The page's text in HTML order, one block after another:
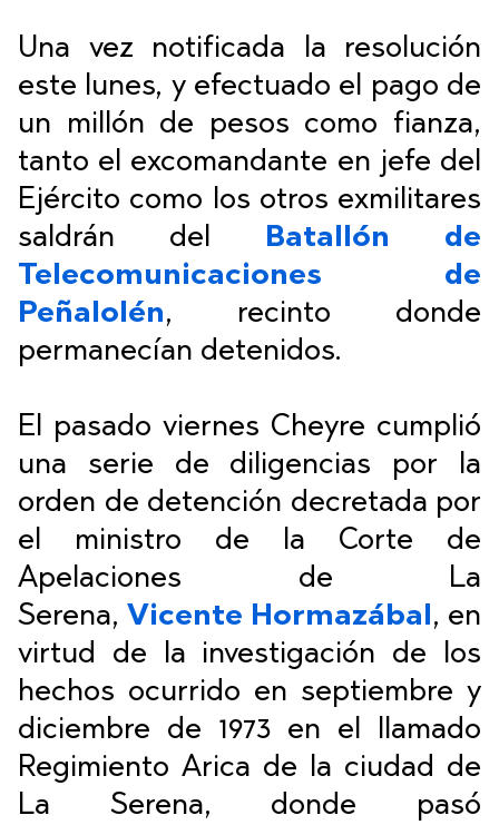
Una vez notificada la resolución
este lunes, y efectuado el pago de
un millón de pesos como fianza,
tanto el excomandante en jefe del
Ejército como los otros exmilitares
saldrán del Batallón de
Telecomunicaciones de
Peñalolén, recinto donde
permanecían detenidos.
El pasado viernes Cheyre cumplió
una serie de diligencias por la
orden de detención decretada por
el ministro de la Corte de
Apelaciones de La
Serena, Vicente Hormazábal, en
virtud de la investigación de los
hechos ocurrido en septiembre y
diciembre de 1973 en el llamado
Regimiento Arica de la ciudad de
La Serena, donde pasó